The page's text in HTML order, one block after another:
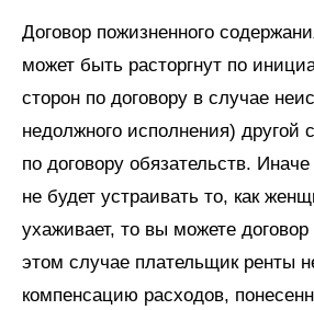
Договор пожизненного
может быть расторгнут по
сторон по договору в случае
недолжного исполнения) другой
по договору обязательств.
не будет устраивать то, как
ухаживает, то вы можете договор
этом случае плательщик ренты
компенсацию расходов,